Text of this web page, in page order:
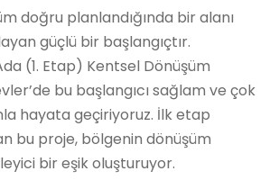
doğru planlandığında bir alanı
güçlü bir başlangıçtır.
(1. Etap) Kentsel Dönüşüm
bu başlangıcı sağlam ve çok
hayata geçiriyoruz. İlk etap
bu proje, bölgenin dönüşüm
bir eşik oluşturuyor.